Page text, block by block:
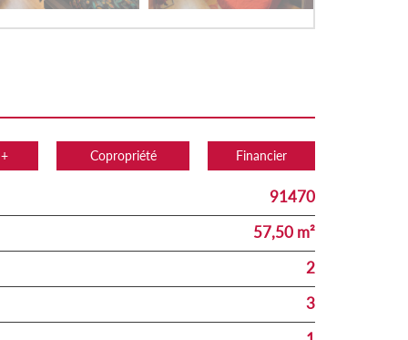
Copropriété Financier
91470
57,50 m²
2
3